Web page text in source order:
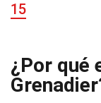
15
¿Por qué